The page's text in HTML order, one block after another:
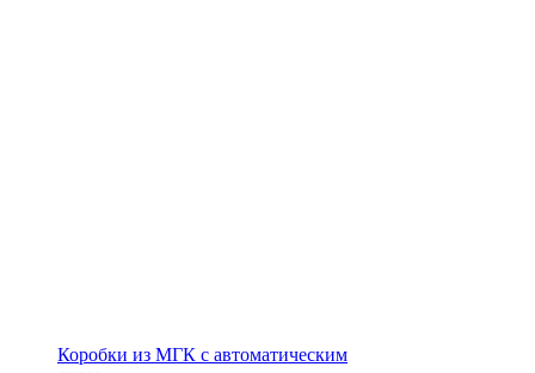
Коробки из МГК с автоматическим